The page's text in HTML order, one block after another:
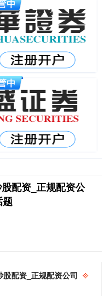
配资_正规配资公
题
配资_正规配资公司